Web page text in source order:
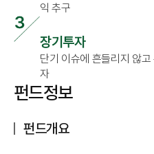
익 추구
장기투자
단기 이슈에 흔들리지 않
자
펀드정보
펀드개요